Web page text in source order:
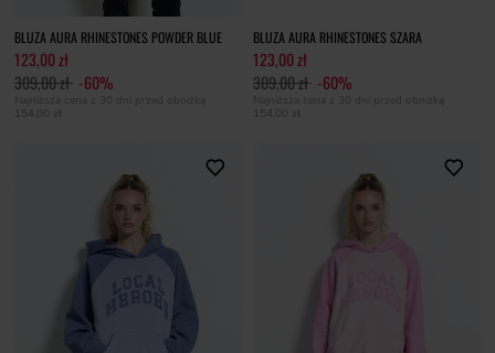
BLUZA AURA RHINESTONES POWDER BLUE
123,00 zł
309,00 zł -60%
Najniższa cena z 30 dni przed obniżką
154,00 zł
BLUZA AURA RHINESTONES SZARA
123,00 zł
309,00 zł -60%
Najniższa cena z 30 dni przed obniżką
154,00 zł